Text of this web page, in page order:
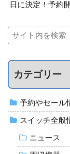
日に決定！予約
カテゴリー
予約やセール
スイッチ全般
ニュース